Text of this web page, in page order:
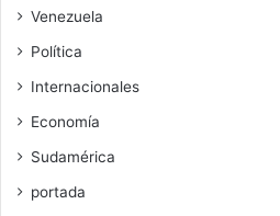
Venezuela
Política
Internacionales
Economía
Sudamérica
portada